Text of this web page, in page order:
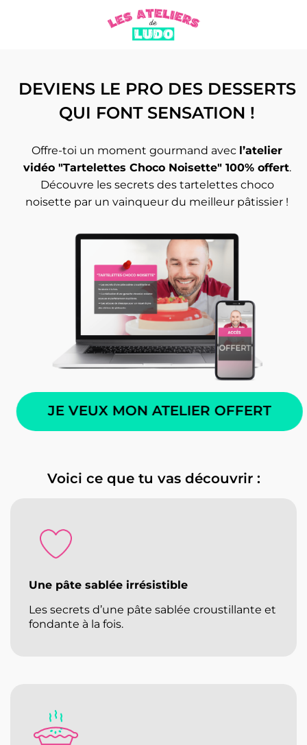
DEVIENS LE PRO DES DESSERTS
QUI FONT SENSATION !
Offre-toi un moment gourmand avec l’atelier
vidéo "Tartelettes Choco Noisette" 100% offert.
Découvre les secrets des tartelettes choco
noisette par un vainqueur du meilleur pâtissier !
JE VEUX MON ATELIER OFFERT
Voici ce que tu vas découvrir :
Une pâte sablée irrésistible
Les secrets d’une pâte sablée croustillante et
fondante à la fois.